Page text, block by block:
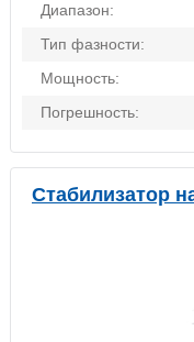
Диапазон:
Тип фазности:
Мощность:
Погрешность:
Стабилизатор